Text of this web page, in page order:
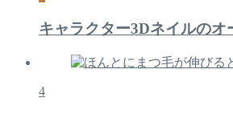
キャラクター3Dネイルの
4